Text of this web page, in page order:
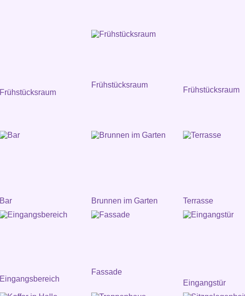
Frühstücksraum
Frühstücksraum
Frühstücksraum
Bar Brunnen im Garten Terrasse
Eingangsbereich
Fassade
Eingangstür